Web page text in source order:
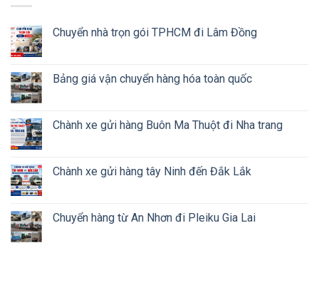
Chuyển nhà trọn gói TPHCM đi Lâm Đồng
Bảng giá vận chuyển hàng hóa toàn quốc
Chành xe gửi hàng Buôn Ma Thuột đi Nha trang
Chành xe gửi hàng tây Ninh đến Đắk Lắk
Chuyển hàng từ An Nhơn đi Pleiku Gia Lai